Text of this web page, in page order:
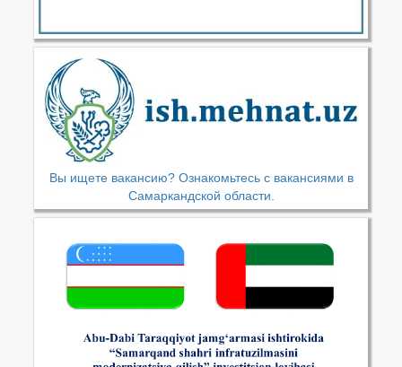
Вы ищете вакансию? Ознакомьтесь с вакансиями в
Самаркандской области.